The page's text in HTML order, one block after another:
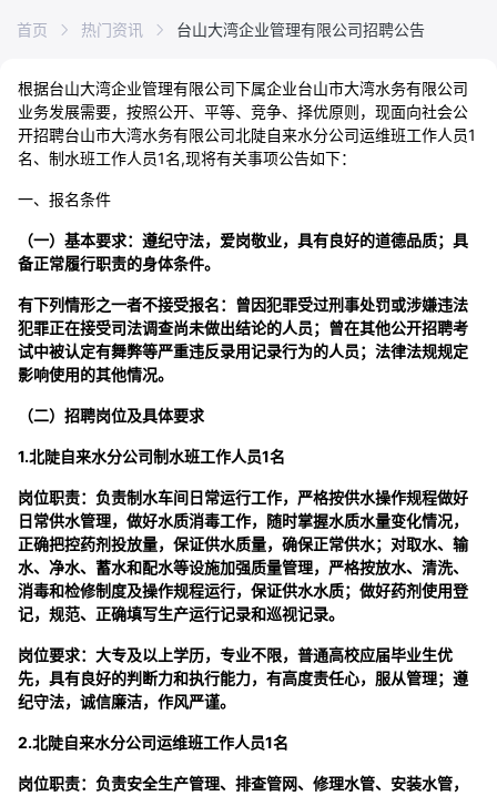
首页 热门资讯 台山大湾企业管理有限公司招聘公告
根据台山大湾企业管理有限公司下属企业台山市大湾水务有限公司
业务发展需要，按照公开、平等、竞争、择优原则，现面向社会公
开招聘台山市大湾水务有限公司北陡自来水分公司运维班工作人员1
名、制水班工作人员1名,现将有关事项公告如下：
一、报名条件
（一）基本要求：遵纪守法，爱岗敬业，具有良好的道德品质；具
备正常履行职责的身体条件。
有下列情形之一者不接受报名：曾因犯罪受过刑事处罚或涉嫌违法
犯罪正在接受司法调查尚未做出结论的人员；曾在其他公开招聘考
试中被认定有舞弊等严重违反录用记录行为的人员；法律法规规定
影响使用的其他情况。
（二）招聘岗位及具体要求
1.北陡自来水分公司制水班工作人员1名
岗位职责：负责制水车间日常运行工作，严格按供水操作规程做好
日常供水管理，做好水质消毒工作，随时掌握水质水量变化情况，
正确把控药剂投放量，保证供水质量，确保正常供水；对取水、输
水、净水、蓄水和配水等设施加强质量管理，严格按放水、清洗、
消毒和检修制度及操作规程运行，保证供水水质；做好药剂使用登
记，规范、正确填写生产运行记录和巡视记录。
岗位要求：大专及以上学历，专业不限，普通高校应届毕业生优
先，具有良好的判断力和执行能力，有高度责任心，服从管理；遵
纪守法，诚信廉洁，作风严谨。
2.北陡自来水分公司运维班工作人员1名
岗位职责：负责安全生产管理、排查管网、修理水管、安装水管，